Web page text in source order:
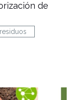
de
document